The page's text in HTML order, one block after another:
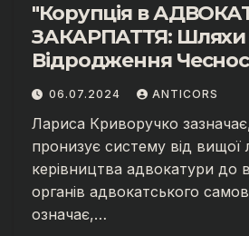
"Корупція в
ЗАКАРПАТТЯ: Шляхи
Відродження
Незалежності"
АНТИКОРУПЦІЙНИЙ
ЛАРИСИ
06.07.2024 ANTICORS
Лариса Криворучко
пронизує систему від вищої
керівництва адвокатури до
органів адвокатського
означає,…